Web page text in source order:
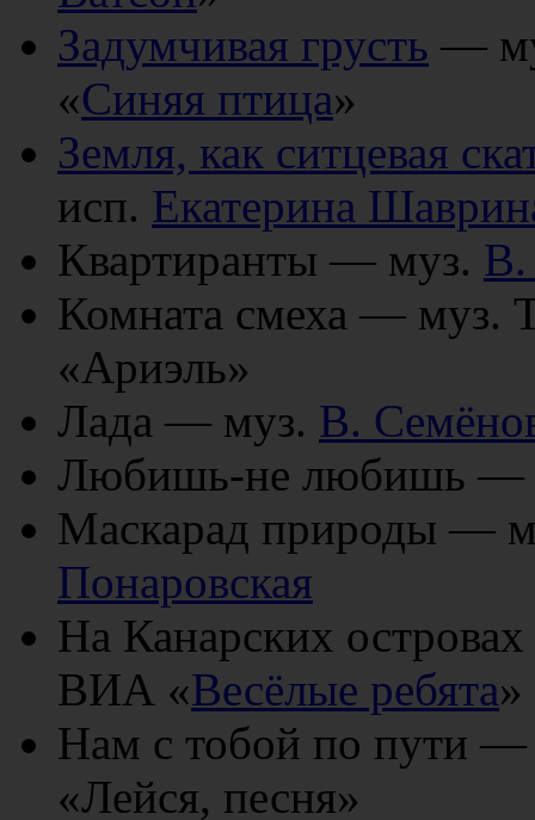
Задумчивая грусть —
«Синяя птица»
Земля, как ситцевая
исп. Екатерина
Квартиранты — муз. В.
Комната смеха —
«Ариэль»
Лада — муз. В.
Любишь-не любишь —
Маскарад природы —
Понаровская
На Канарских
ВИА «Весёлые ребята»
Нам с тобой по пути
«Лейся, песня»